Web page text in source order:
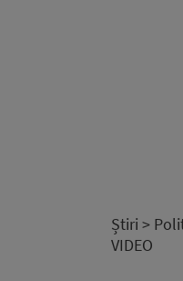
Știri >
VIDEO